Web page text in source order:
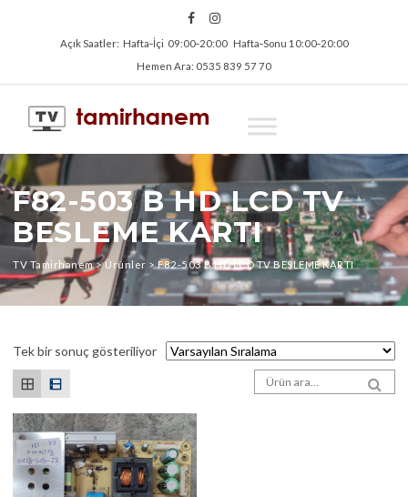
Açık Saatler: Hafta‑İçi 09:00‑20:00 Hafta‑Sonu 10:00‑20:00
Hemen Ara: 0535 839 57 70
F82-503 B HD LCD TV
BESLEME KARTI
TV Tamirhanem>Ürünler >F82-503 B HD LCD TV BESLEME KARTI
Tek bir sonuç gösteriliyor
Arama sonuçları: